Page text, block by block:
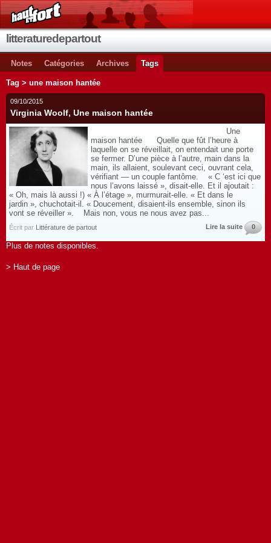
litteraturedepartout
Notes Catégories Archives Tags
Tag > une maison hantée
09/10/2015
Virginia Woolf, Une maison hantée
Une
maison hantée Quelle que fût l’heure à
laquelle on se réveillait, on entendait une porte
se fermer. D’une pièce à l’autre, main dans la
main, ils allaient, soulevant ceci, ouvrant cela,
vérifiant — un couple fantôme. « C ‘est ici que
nous l’avons laissé », disait-elle. Et il ajoutait :
« Oh, mais là aussi !) « À l’étage », murmurait-elle. « Et dans le
jardin », chuchotait-il. « Doucement, disaient-ils ensemble, sinon ils
vont se réveiller ». Mais non, vous ne nous avez pas...
Écrit par Littérature de partout Lire la suite 0
Plus de notes disponibles.
> Haut de page